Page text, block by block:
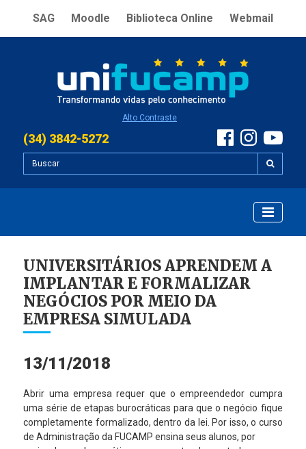
SAG Moodle Biblioteca Online Webmail
Alto Contraste
(34) 3842-5272
UNIVERSITÁRIOS APRENDEM A
IMPLANTAR E FORMALIZAR
NEGÓCIOS POR MEIO DA
EMPRESA SIMULADA
13/11/2018
Abrir uma empresa requer que o empreendedor cumpra
uma série de etapas burocráticas para que o negócio fique
completamente formalizado, dentro da lei. Por isso, o curso
de Administração da FUCAMP ensina seus alunos, por